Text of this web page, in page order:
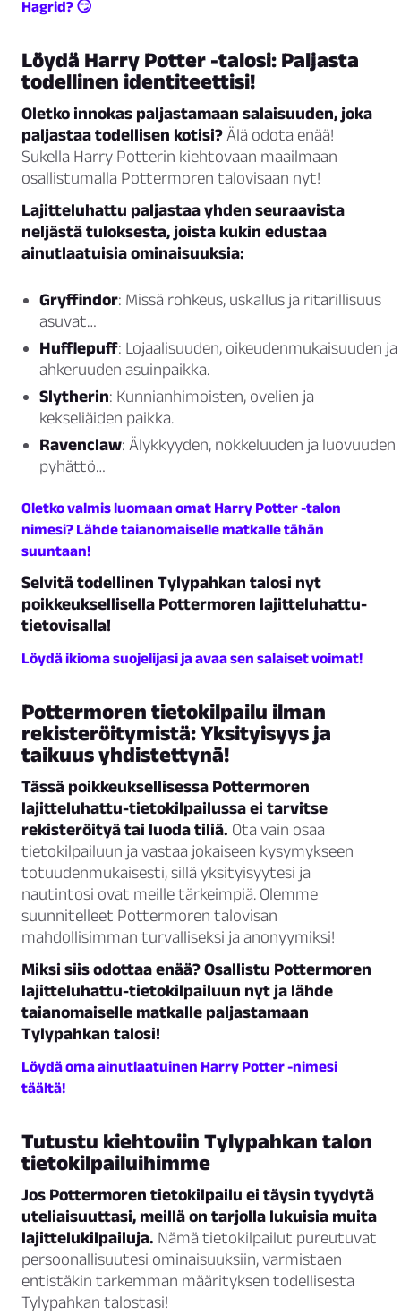
Hagrid? 😏
Löydä Harry Potter -talosi: Paljasta
todellinen identiteettisi!
Oletko innokas paljastamaan salaisuuden, joka
paljastaa todellisen kotisi?Älä odota enää!
Sukella Harry Potterin kiehtovaan maailmaan
osallistumalla Pottermoren talovisaan nyt!
Lajitteluhattu paljastaa yhden seuraavista
neljästä tuloksesta, joista kukin edustaa
ainutlaatuisia ominaisuuksia:
Gryffindor: Missä rohkeus, uskallus ja ritarillisuus
asuvat…
Hufflepuff: Lojaalisuuden, oikeudenmukaisuuden ja
ahkeruuden asuinpaikka.
Slytherin: Kunnianhimoisten, ovelien ja
kekseliäiden paikka.
Ravenclaw: Älykkyyden, nokkeluuden ja luovuuden
pyhättö…
Oletko valmis luomaan omat Harry Potter -talon
nimesi? Lähde taianomaiselle matkalle tähän
suuntaan!
Selvitä todellinen Tylypahkan talosi nyt
poikkeuksellisella Pottermoren lajitteluhattu-
tietovisalla!
Löydä ikioma suojelijasi ja avaa sen salaiset voimat!
Pottermoren tietokilpailu ilman
rekisteröitymistä: Yksityisyys ja
taikuus yhdistettynä!
Tässä poikkeuksellisessa Pottermoren
lajitteluhattu-tietokilpailussa ei tarvitse
rekisteröityä tai luoda tiliä. Ota vain osaa
tietokilpailuun ja vastaa jokaiseen kysymykseen
totuudenmukaisesti, sillä yksityisyytesi ja
nautintosi ovat meille tärkeimpiä. Olemme
suunnitelleet Pottermoren talovisan
mahdollisimman turvalliseksi ja anonyymiksi!
Miksi siis odottaa enää? Osallistu Pottermoren
lajitteluhattu-tietokilpailuun nyt ja lähde
taianomaiselle matkalle paljastamaan
Tylypahkan talosi!
Löydä oma ainutlaatuinen Harry Potter -nimesi
täältä!
Tutustu kiehtoviin Tylypahkan talon
tietokilpailuihimme
Jos Pottermoren tietokilpailu ei täysin tyydytä
uteliaisuuttasi, meillä on tarjolla lukuisia muita
lajittelukilpailuja. Nämä tietokilpailut pureutuvat
persoonallisuutesi ominaisuuksiin, varmistaen
entistäkin tarkemman määrityksen todellisesta
Tylypahkan talostasi!